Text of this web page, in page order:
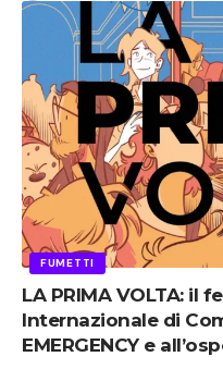
FUMETTI
LA PRIMA VOLTA: il
Internazionale di
EMERGENCY e